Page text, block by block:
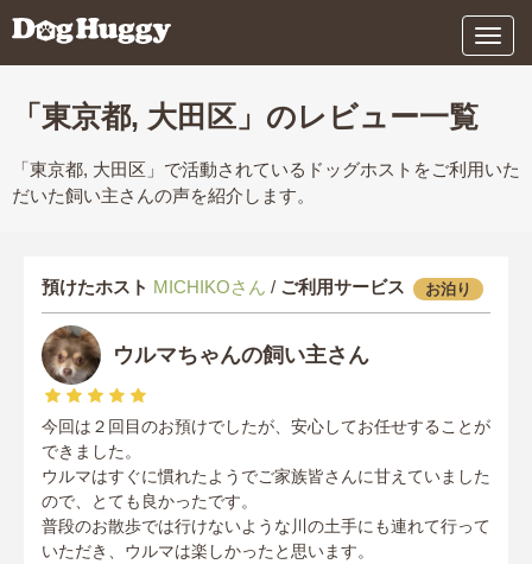
メ
ニ
「東京都, 大田区」のレビュー一覧
「東京都, 大田区」で活動されているドッグホストをご利用いた
だいた飼い主さんの声を紹介します。
預けたホスト MICHIKOさん / ご利用サービス お泊り
ウルマちゃんの飼い主さん
今回は２回目のお預けでしたが、安心してお任せすることが
できました。
ウルマはすぐに慣れたようでご家族皆さんに甘えていました
ので、とても良かったです。
普段のお散歩では行けないような川の土手にも連れて行って
いただき、ウルマは楽しかったと思います。